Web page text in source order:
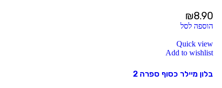
₪8.90
הוספה לסל
Quick view
Add to wishlist
בלון מיילר כסוף ספרה 2